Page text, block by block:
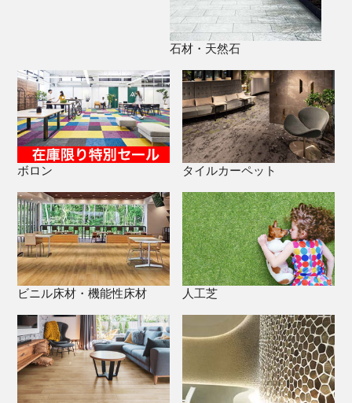
石材・天然石
タイルカーペット
ボロン
人工芝
ビニル床材・機能性床材